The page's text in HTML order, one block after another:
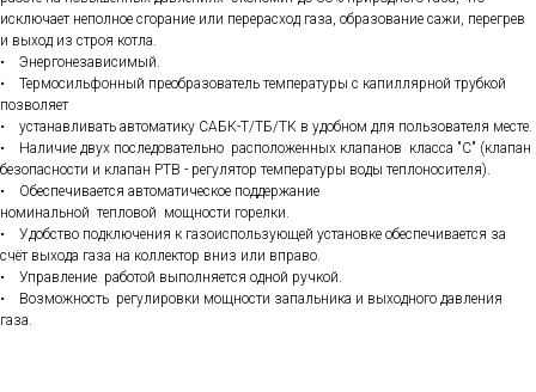
исключает неполное сгорание или перерасход газа, образование сажи, перегрев
и выход из строя котла.
• Энергонезависимый.
• Термосильфонный преобразователь температуры с капиллярной трубкой
позволяет
• устанавливать автоматику САБК-Т/ТБ/ТК в удобном для пользователя месте.
• Наличие двух последовательно расположенных клапанов класса "С" (клапан
безопасности и клапан РТВ - регулятор температуры воды теплоносителя).
• Обеспечивается автоматическое поддержание
номинальной тепловой мощности горелки.
• Удобство подключения к газоиспользующей установке обеспечивается за
счёт выхода газа на коллектор вниз или вправо.
• Управление работой выполняется одной ручкой.
• Возможность регулировки мощности запальника и выходного давления
газа.